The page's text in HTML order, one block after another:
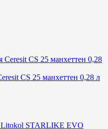
CS 25 манхеттен 0,28 л